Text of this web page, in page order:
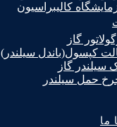
کالیبراسیون
گاز
کپسول(باندل سیلندر)
سیلندر گاز
حمل سیلندر
ما